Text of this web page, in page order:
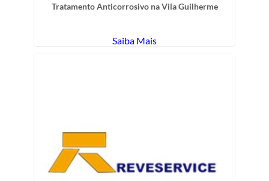
Tratamento Anticorrosivo na Vila Guilherme
Saiba Mais